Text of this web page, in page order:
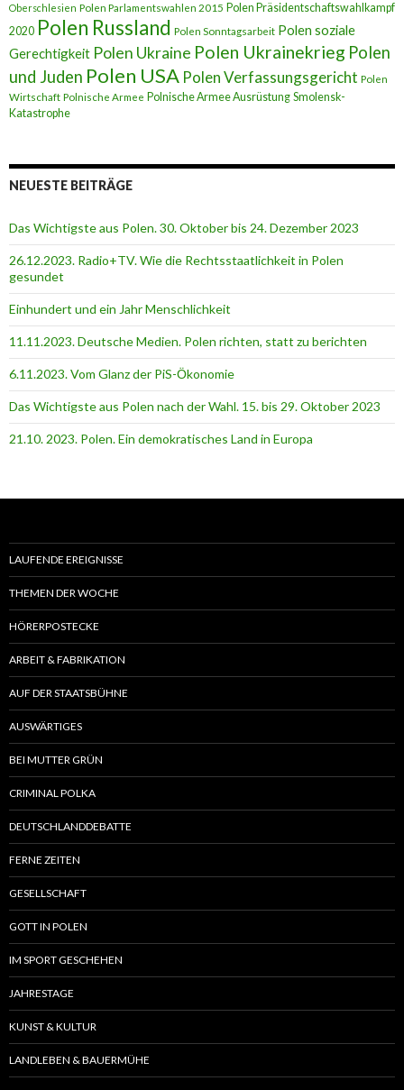
Oberschlesien Polen Parlamentswahlen 2015 Polen Präsidentschaftswahlkampf
2020 Polen Russland Polen Sonntagsarbeit Polen soziale
Gerechtigkeit Polen Ukraine Polen Ukrainekrieg Polen
und Juden Polen USA Polen Verfassungsgericht Polen
Wirtschaft Polnische Armee Polnische Armee Ausrüstung Smolensk-
Katastrophe
NEUESTE BEITRÄGE
Das Wichtigste aus Polen. 30. Oktober bis 24. Dezember 2023
26.12.2023. Radio+TV. Wie die Rechtsstaatlichkeit in Polen
gesundet
Einhundert und ein Jahr Menschlichkeit
11.11.2023. Deutsche Medien. Polen richten, statt zu berichten
6.11.2023. Vom Glanz der PiS-Ӧkonomie
Das Wichtigste aus Polen nach der Wahl. 15. bis 29. Oktober 2023
21.10. 2023. Polen. Ein demokratisches Land in Europa
LAUFENDE EREIGNISSE
THEMEN DER WOCHE
HÖRERPOSTECKE
ARBEIT & FABRIKATION
AUF DER STAATSBÜHNE
AUSWÄRTIGES
BEI MUTTER GRÜN
CRIMINAL POLKA
DEUTSCHLANDDEBATTE
FERNE ZEITEN
GESELLSCHAFT
GOTT IN POLEN
IM SPORT GESCHEHEN
JAHRESTAGE
KUNST & KULTUR
LANDLEBEN & BAUERMÜHE